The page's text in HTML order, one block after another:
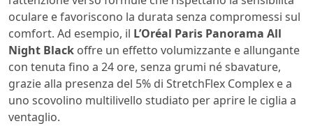
oculare e favoriscono la durata senza compromessi sul
comfort. Ad esempio, il L’Oréal Paris Panorama All
Night Black offre un effetto volumizzante e allungante
con tenuta fino a 24 ore, senza grumi né sbavature,
grazie alla presenza del 5% di StretchFlex Complex e a
uno scovolino multilivello studiato per aprire le ciglia a
ventaglio.